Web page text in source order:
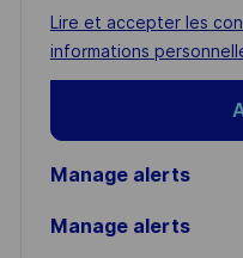
address
(Required)
Required
Lire et accepter les
informations
Manage alerts
Manage alerts